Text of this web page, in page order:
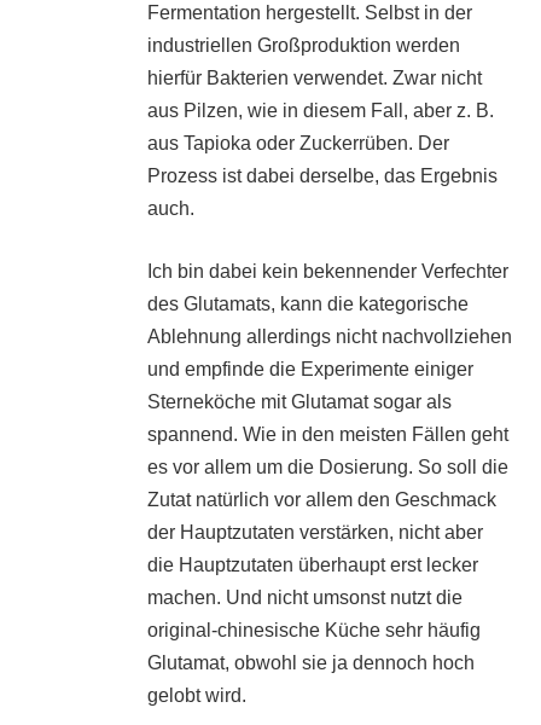
Fermentation hergestellt. Selbst in der
industriellen Großproduktion werden
hierfür Bakterien verwendet. Zwar nicht
aus Pilzen, wie in diesem Fall, aber z. B.
aus Tapioka oder Zuckerrüben. Der
Prozess ist dabei derselbe, das Ergebnis
auch.
Ich bin dabei kein bekennender Verfechter
des Glutamats, kann die kategorische
Ablehnung allerdings nicht nachvollziehen
und empfinde die Experimente einiger
Sterneköche mit Glutamat sogar als
spannend. Wie in den meisten Fällen geht
es vor allem um die Dosierung. So soll die
Zutat natürlich vor allem den Geschmack
der Hauptzutaten verstärken, nicht aber
die Hauptzutaten überhaupt erst lecker
machen. Und nicht umsonst nutzt die
original-chinesische Küche sehr häufig
Glutamat, obwohl sie ja dennoch hoch
gelobt wird.